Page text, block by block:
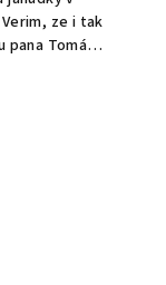
Tomáše
ktere maji
radost.